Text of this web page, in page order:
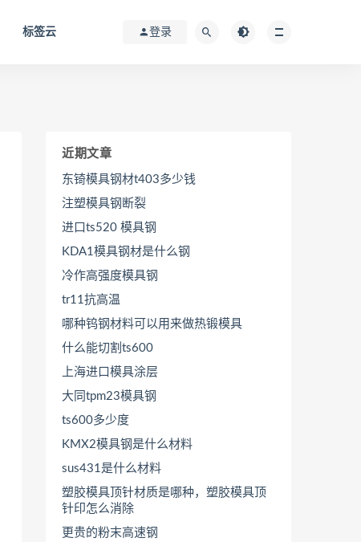
标签云 登录
近期文章
东锜模具钢材t403多少钱
注塑模具钢断裂
进口ts520 模具钢
KDA1模具钢材是什么钢
冷作高强度模具钢
tr11抗高温
哪种钨钢材料可以用来做热锻模具
什么能切割ts600
上海进口模具涂层
大同tpm23模具钢
ts600多少度
KMX2模具钢是什么材料
sus431是什么材料
塑胶模具顶针材质是哪种，塑胶模具顶
针印怎么消除
更贵的粉末高速钢